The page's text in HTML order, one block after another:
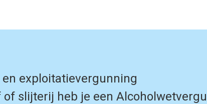
exploitatievergunning
slijterij heb je een